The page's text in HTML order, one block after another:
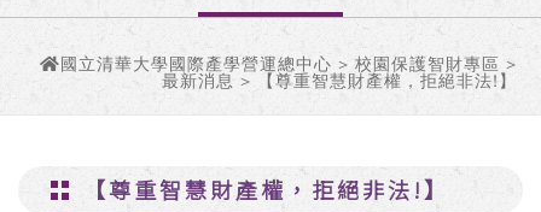
國立清華大學國際產學營運總中心 > 校園保護智財專區 >
最新消息 > 【尊重智慧財產權，拒絕非法!】
【尊重智慧財產權，拒絕非法!】